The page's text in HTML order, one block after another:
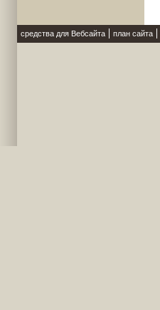
средства для Вебсайта план сайта